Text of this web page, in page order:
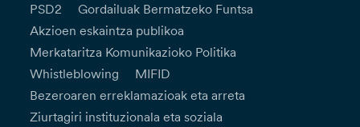
PSD2
Gordailuak Bermatzeko Funtsa
Akzioen eskaintza publikoa
Merkataritza Komunikazioko Politika
Whistleblowing
MIFID
Bezeroaren erreklamazioak eta arreta
Ziurtagiri instituzionala eta soziala